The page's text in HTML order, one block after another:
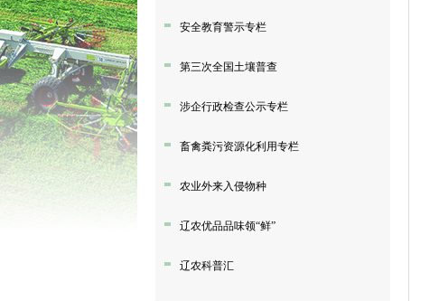
安全教育警示专栏
第三次全国土壤普查
涉企行政检查公示专栏
畜禽粪污资源化利用专栏
农业外来入侵物种
辽农优品品味领“鲜”
辽农科普汇